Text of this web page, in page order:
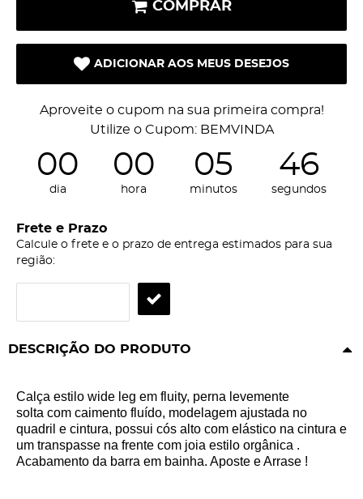
COMPRAR
ADICIONAR AOS MEUS DESEJOS
Aproveite o cupom na sua primeira compra!
Utilize o Cupom: BEMVINDA
00
dia
00
hora
05
minutos
46
segundos
Frete e Prazo
Calcule o frete e o prazo de entrega estimados para sua
região:
DESCRIÇÃO DO PRODUTO
Calça estilo wide leg em fluity, perna levemente
solta com caimento fluído, modelagem ajustada no
quadril e cintura, possui cós alto com elástico na cintura e
um transpasse na frente com joia estilo orgânica .
Acabamento da barra em bainha. Aposte e Arrase !